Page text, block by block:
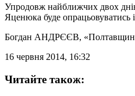
Упродовж найближчих двох
Яценюка буде опрацьовуватись
Богдан АНДРЄЄВ,
16 червня 2014, 16:32
Читайте також: